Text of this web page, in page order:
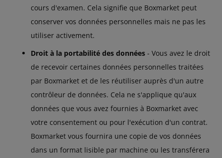
cours d'examen. Cela signifie que Boxmarket peut
conserver vos données personnelles mais ne pas les
utiliser activement.
Droit à la portabilité des données - Vous avez le droit
de recevoir certaines données personnelles traitées
par Boxmarket et de les réutiliser auprès d'un autre
contrôleur de données. Cela ne s'applique qu'aux
données que vous avez fournies à Boxmarket avec
votre consentement ou pour l'exécution d'un contrat.
Boxmarket vous fournira une copie de vos données
dans un format lisible par machine ou les transférera